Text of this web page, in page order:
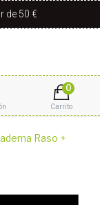
de 50 €
0
Carrito
Raso +